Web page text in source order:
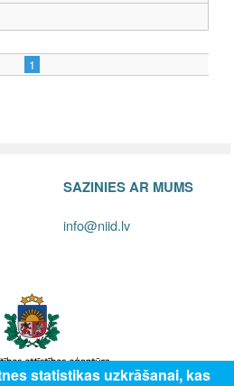
1
SAZINIES AR MUMS
info@niid.lv
statistikas uzkrāšanai, kas